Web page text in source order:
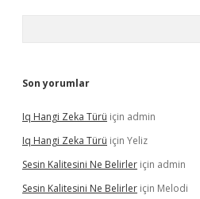
Son yorumlar
Iq Hangi Zeka Türü için admin
Iq Hangi Zeka Türü için Yeliz
Sesin Kalitesini Ne Belirler için admin
Sesin Kalitesini Ne Belirler için Melodi